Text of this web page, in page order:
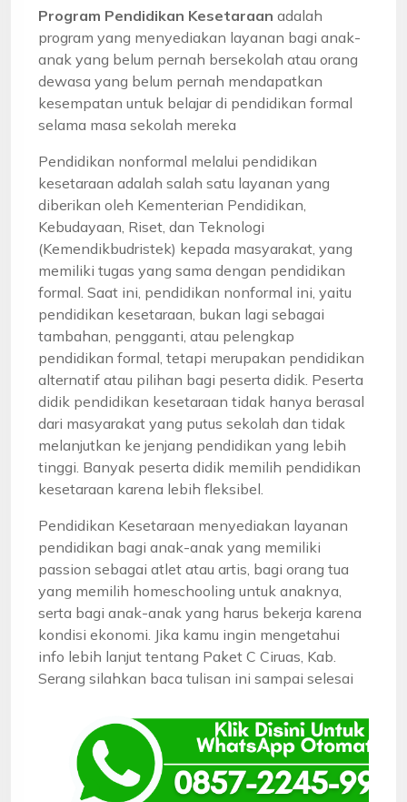
Program Pendidikan Kesetaraan adalah
program yang menyediakan layanan bagi anak-
anak yang belum pernah bersekolah atau orang
dewasa yang belum pernah mendapatkan
kesempatan untuk belajar di pendidikan formal
selama masa sekolah mereka
Pendidikan nonformal melalui pendidikan
kesetaraan adalah salah satu layanan yang
diberikan oleh Kementerian Pendidikan,
Kebudayaan, Riset, dan Teknologi
(Kemendikbudristek) kepada masyarakat, yang
memiliki tugas yang sama dengan pendidikan
formal. Saat ini, pendidikan nonformal ini, yaitu
pendidikan kesetaraan, bukan lagi sebagai
tambahan, pengganti, atau pelengkap
pendidikan formal, tetapi merupakan pendidikan
alternatif atau pilihan bagi peserta didik. Peserta
didik pendidikan kesetaraan tidak hanya berasal
dari masyarakat yang putus sekolah dan tidak
melanjutkan ke jenjang pendidikan yang lebih
tinggi. Banyak peserta didik memilih pendidikan
kesetaraan karena lebih fleksibel.
Pendidikan Kesetaraan menyediakan layanan
pendidikan bagi anak-anak yang memiliki
passion sebagai atlet atau artis, bagi orang tua
yang memilih homeschooling untuk anaknya,
serta bagi anak-anak yang harus bekerja karena
kondisi ekonomi. Jika kamu ingin mengetahui
info lebih lanjut tentang Paket C Ciruas, Kab.
Serang silahkan baca tulisan ini sampai selesai